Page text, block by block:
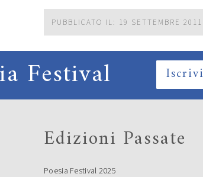
PUBBLICATO IL: 19 SETTEMBRE 2011
Festival
Edizioni Passate
Poesia Festival 2025